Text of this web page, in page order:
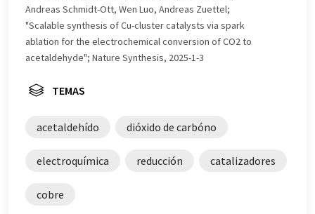
Andreas Schmidt-Ott, Wen Luo, Andreas Zuettel;
"Scalable synthesis of Cu-cluster catalysts via spark
ablation for the electrochemical conversion of CO2 to
acetaldehyde"; Nature Synthesis, 2025-1-3
TEMAS
acetaldehído dióxido de carbóno
electroquímica reducción catalizadores
cobre